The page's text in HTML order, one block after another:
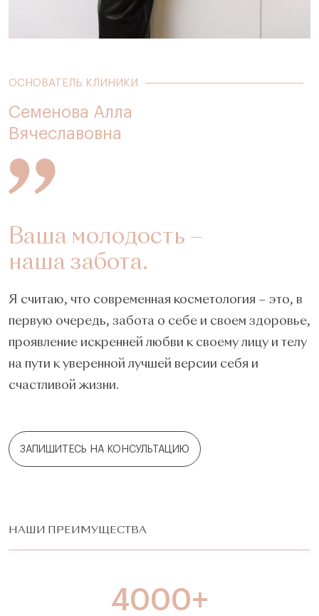
ОСНОВАТЕЛЬ КЛИНИКИ
Семенова Алла
Вячеславовна
Ваша молодость –
наша забота.
Я считаю, что современная косметология – это, в
первую очередь, забота о себе и своем здоровье,
проявление искренней любви к своему лицу и телу
на пути к уверенной лучшей версии себя и
счастливой жизни.
ЗАПИШИТЕСЬ НА КОНСУЛЬТАЦИЮ
НАШИ ПРЕИМУЩЕСТВА
4000+